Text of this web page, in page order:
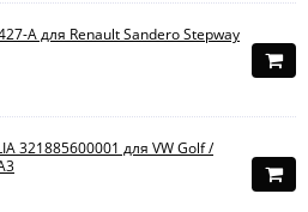
A для Renault Sandero Stepway
321885600001 для VW Golf /